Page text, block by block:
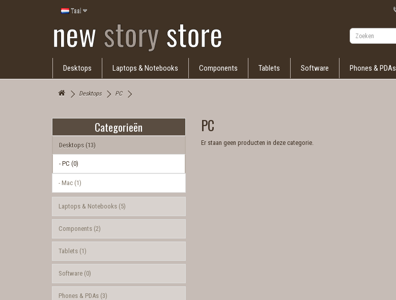
Taal
Desktops Laptops & Notebooks Components Tablets Software Phones & PDAs
Desktops PC
Categorieën
Desktops (13)
- PC (0)
- Mac (1)
Laptops & Notebooks (5)
Components (2)
Tablets (1)
Software (0)
Phones & PDAs (3)
PC
Er staan geen producten in deze categorie.